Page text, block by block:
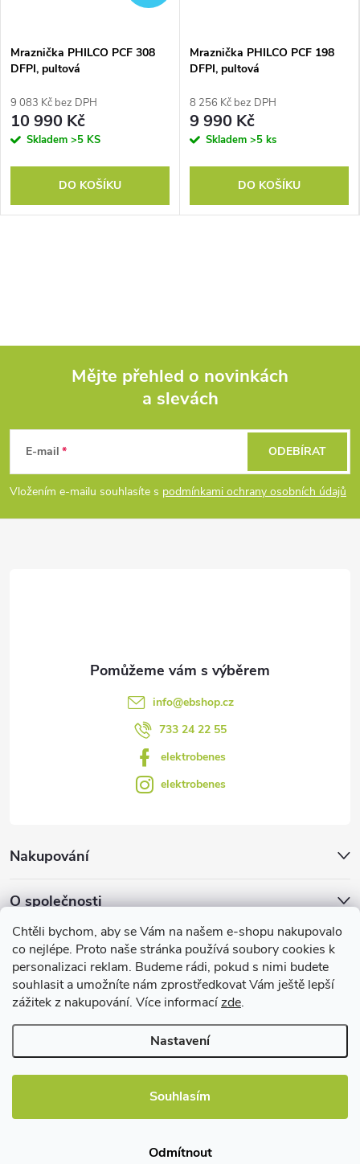
Chtěli bychom, aby se Vám na našem e-shopu nakupovalo
co nejlépe. Proto naše stránka používá soubory cookies k
personalizaci reklam. Budeme rádi, pokud s nimi budete
souhlasit a umožníte nám zprostředkovat Vám ještě lepší
zážitek z nakupování. Více informacízde.
Nastavení
Souhlasím
Odmítnout
Mraznička PHILCO PCF 308
DFPI, pultová
9 083 Kč bez DPH
10 990 Kč
Skladem >5 KS
DO KOŠÍKU
Mraznička PHILCO PCF 198
DFPI, pultová
8 256 Kč bez DPH
9 990 Kč
Skladem >5 ks
DO KOŠÍKU
p
a
Mějte přehled o novinkách
a slevách
E-mail
Vložením e-mailu souhlasíte s podmínkami ochrany osobních údajů
ODEBÍRAT
Nakupování
O společnosti
Facebook
info@ebshop.cz
733 24 22 55
elektrobenes
elektrobenes
Užitečné informace